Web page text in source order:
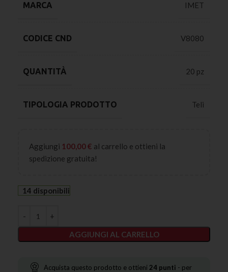
MARCA IMET
CODICE CND V8080
QUANTITÀ 20 pz
TIPOLOGIA PRODOTTO Teli
Aggiungi 100,00€ al carrello e ottieni la
spedizione gratuita!
14 disponibili
AGGIUNGI AL CARRELLO
Acquista questo prodotto e ottieni 24 punti - per